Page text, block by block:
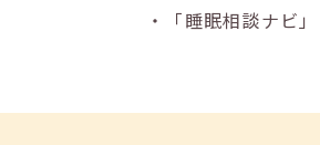
・「睡眠相談ナビ